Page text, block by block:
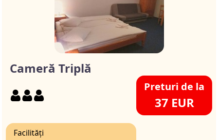
Cameră Triplă
Preturi de la
37 EUR
Facilități